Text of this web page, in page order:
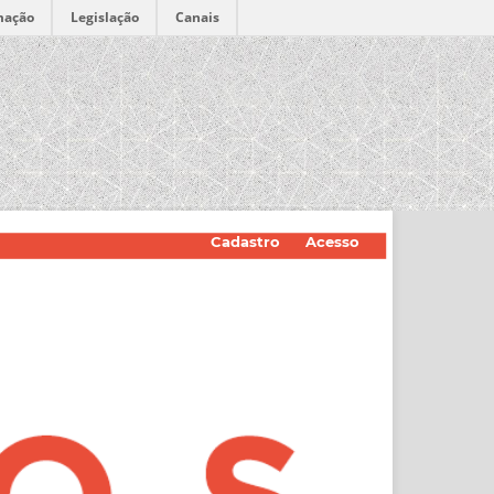
Legislação Canais
Cadastro Acesso